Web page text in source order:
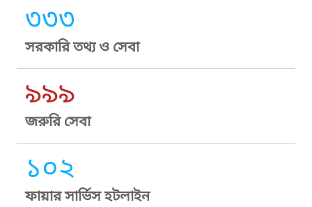
৩৩৩
সরকারি তথ্য ও সেবা
৯৯৯
জরুরি সেবা
১০২
ফায়ার সার্ভিস হটলাইন